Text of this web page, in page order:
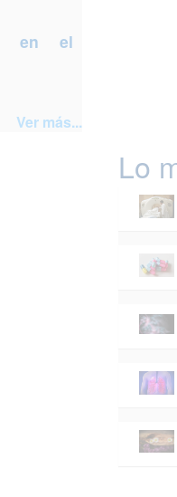
en el
Ver más...
Lo